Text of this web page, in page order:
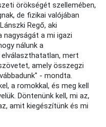
örökségét szellemében,
de fizikai valójában
Regő, aki
nagyságát a mi igazi
nálunk a
mert
amely összegzi
- mondta.
a romokkal, és meg kell
Döntenünk kell, mi az,
amit kiegészítünk és mi